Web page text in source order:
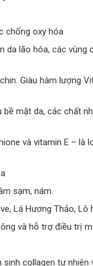
chống oxy hóa
da lão hóa, các
Giàu hàm lượng
mặt da, các chất
và vitamin E – là
sạm, nám.
Lá Hương Thảo, Lô
và hỗ trợ điều trị
collagen tự